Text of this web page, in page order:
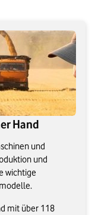
Hand
und
und
wichtige
mit über 118